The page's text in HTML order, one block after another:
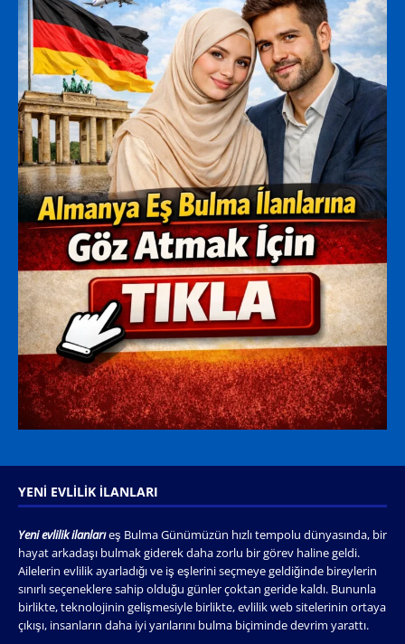
YENI EVLILIK İLANLARI
Yeni evlilik ilanlarıeş Bulma Günümüzün hızlı tempolu dünyasında, bir
hayat arkadaşı bulmak giderek daha zorlu bir görev haline geldi.
Ailelerin evlilik ayarladığı ve iş eşlerini seçmeye geldiğinde bireylerin
sınırlı seçeneklere sahip olduğu günler çoktan geride kaldı. Bununla
birlikte, teknolojinin gelişmesiyle birlikte, evlilik web sitelerinin ortaya
çıkışı, insanların daha iyi yarılarını bulma biçiminde devrim yarattı.